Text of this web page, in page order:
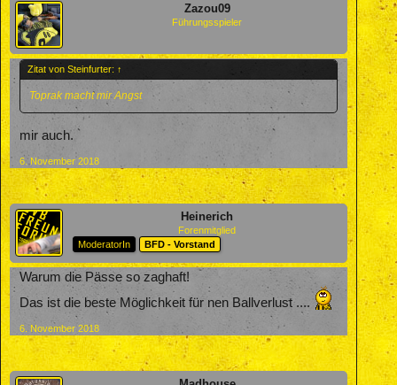
Zazou09
Führungsspieler
Zitat von Steinfurter: ↑
Toprak macht mir Angst
mir auch.
6. November 2018
Heinerich
Forenmitglied
ModeratorIn
BFD - Vorstand
Warum die Pässe so zaghaft!
Das ist die beste Möglichkeit für nen Ballverlust ....
6. November 2018